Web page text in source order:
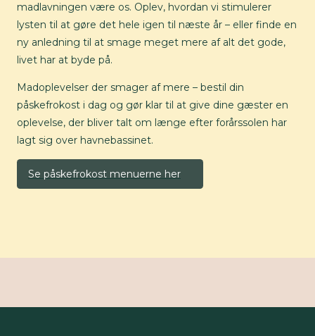
madlavningen være os. Oplev, hvordan vi stimulerer
lysten til at gøre det hele igen til næste år – eller finde en
ny anledning til at smage meget mere af alt det gode,
livet har at byde på.
Madoplevelser der smager af mere – bestil din
påskefrokost i dag og gør klar til at give dine gæster en
oplevelse, der bliver talt om længe efter forårssolen har
lagt sig over havnebassinet.
Se påskefrokost menuerne her